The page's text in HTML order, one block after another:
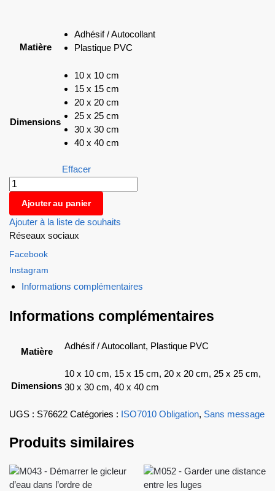
Matière
Adhésif / Autocollant
Plastique PVC
Dimensions
10 x 10 cm
15 x 15 cm
20 x 20 cm
25 x 25 cm
30 x 30 cm
40 x 40 cm
Effacer
Ajouter au panier
Ajouter à la liste de souhaits
Réseaux sociaux
Facebook
Instagram
Informations complémentaires
Informations complémentaires
Matière
Adhésif / Autocollant, Plastique PVC
Dimensions
10 x 10 cm, 15 x 15 cm, 20 x 20 cm, 25 x 25 cm,
30 x 30 cm, 40 x 40 cm
UGS : S76622 Catégories : ISO7010 Obligation, Sans message
Produits similaires